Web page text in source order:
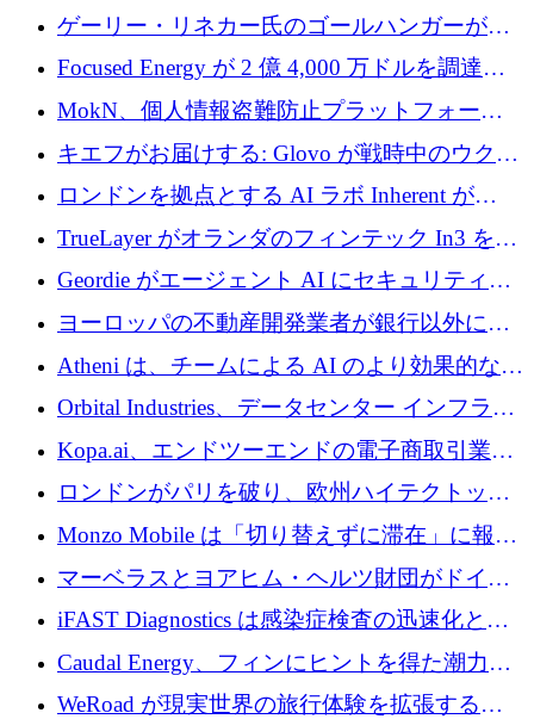
2,000 万ユーロのシードラウンドを完了
ゲーリー・リネカー氏のゴールハンガーがVC
事業を開始
Focused Energy が 2 億 4,000 万ドルを調達、
TrueLayer が In3 を買収、ロンドンが首位の座
を奪還
MokN、個人情報盗難防止プラットフォーム
の成長のためにシリーズ A で 1,500 万ドルを
調達
キエフがお届けする: Glovo が戦時中のウクラ
イナで最も急速に成長する市場の 1 つをどの
ように拡大したか
ロンドンを拠点とする AI ラボ Inherent が
5,000 万ドルの資金調達でステルスから浮上
TrueLayer がオランダのフィンテック In3 を買
収、チェックアウト時にクレジットを提供
Geordie がエージェント AI にセキュリティと
ガバナンスをもたらすために 3,000 万ドルを
ヨーロッパの不動産開発業者が銀行以外にも
目を向けているため、InRentoの資金調達額は
1億ユーロを突破
Atheni は、チームによる AI のより効果的な使
用を支援するために 35 万ポンドを確保
Orbital Industries、データセンター インフラス
トラクチャ システムの拡張に 5,000 万ドルを
確保
Kopa.ai、エンドツーエンドの電子商取引業務
用の AI エージェントを構築するために 200
万ユーロを調達
ロンドンがパリを破り、欧州ハイテクトップ
の座を奪還
Monzo Mobile は「切り替えずに滞在」に報酬
を与える
マーベラスとヨアヒム・ヘルツ財団がドイツ
の商業化ギャップを埋めるために2,000万ユー
ロのディープテック基金を立ち上げる
iFAST Diagnostics は感染症検査の迅速化と抗
菌薬耐性への取り組みに 500 万ポンドを寄付
Caudal Energy、フィンにヒントを得た潮力発
電技術の規模拡大に向けて 430 万ポンドを調
WeRoad が現実世界の旅行体験を拡張するた